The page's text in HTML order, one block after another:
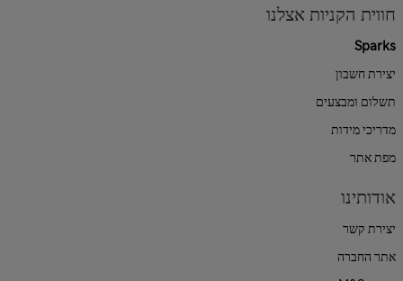
חווית הקניות אצלנו
Sparks
יצירת חשבון
תשלום ומבצעים
מדריכי מידות
מפת אתר
אודותינו
יצירת קשר
אתר החברה